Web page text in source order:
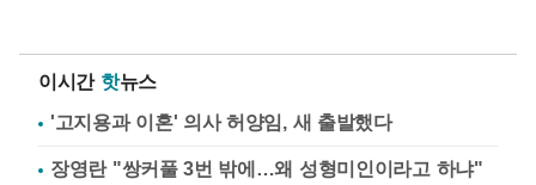
이시간 핫뉴스
'고지용과 이혼' 의사 허양임, 새 출발했다
장영란 "쌍커풀 3번 밖에…왜 성형미인이라고 하냐"